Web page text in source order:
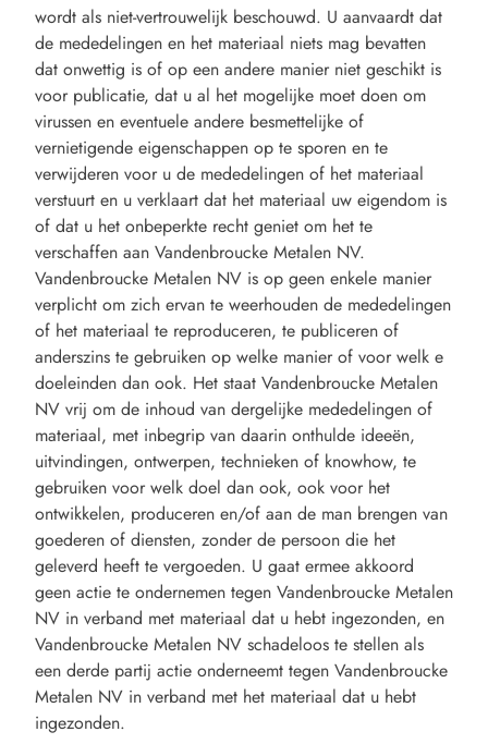
wordt als niet-vertrouwelijk beschouwd. U aanvaardt dat
de mededelingen en het materiaal niets mag bevatten
dat onwettig is of op een andere manier niet geschikt is
voor publicatie, dat u al het mogelijke moet doen om
virussen en eventuele andere besmettelijke of
vernietigende eigenschappen op te sporen en te
verwijderen voor u de mededelingen of het materiaal
verstuurt en u verklaart dat het materiaal uw eigendom is
of dat u het onbeperkte recht geniet om het te
verschaffen aan Vandenbroucke Metalen NV.
Vandenbroucke Metalen NV is op geen enkele manier
verplicht om zich ervan te weerhouden de mededelingen
of het materiaal te reproduceren, te publiceren of
anderszins te gebruiken op welke manier of voor welk e
doeleinden dan ook. Het staat Vandenbroucke Metalen
NV vrij om de inhoud van dergelijke mededelingen of
materiaal, met inbegrip van daarin onthulde ideeën,
uitvindingen, ontwerpen, technieken of knowhow, te
gebruiken voor welk doel dan ook, ook voor het
ontwikkelen, produceren en/of aan de man brengen van
goederen of diensten, zonder de persoon die het
geleverd heeft te vergoeden. U gaat ermee akkoord
geen actie te ondernemen tegen Vandenbroucke Metalen
NV in verband met materiaal dat u hebt ingezonden, en
Vandenbroucke Metalen NV schadeloos te stellen als
een derde partij actie onderneemt tegen Vandenbroucke
Metalen NV in verband met het materiaal dat u hebt
ingezonden.